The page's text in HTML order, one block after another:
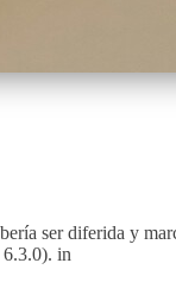
ser diferida y
6.3.0). in